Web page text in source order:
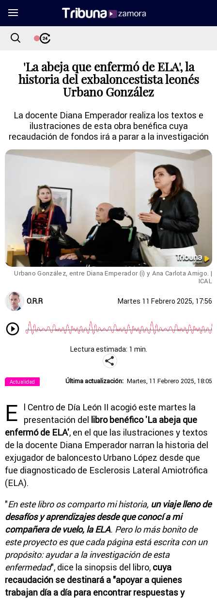
'La abeja que enfermó de ELA', la
historia del exbaloncestista leonés
Urbano González
La docente Diana Emperador realiza los textos e
ilustraciones de esta obra benéfica cuya
recaudación de fondos irá a parar a la investigación
Urbano González, entre Diana Emperador (i) y Ana Carlota Amigo. |
ICAL
O.R.R Martes 11 Febrero 2025, 17:56
Lectura estimada: 1 min.
Actualidad Última actualización: Martes, 11 Febrero 2025, 18:05
E
l Centro de Día León II acogió este martes la
presentación del libro benéfico 'La abeja que
enfermó de ELA', en el que las ilustraciones y textos
de la docente Diana Emperador narran la historia del
exjugador de baloncesto Urbano López desde que
fue diagnosticado de Esclerosis Lateral Amiotrófica
(ELA).
"En este libro os comparto mi historia, un viaje lleno de
desafíos y aprendizajes desde que conocí a mi
compañera de vuelo, la ELA. Pero lo más bonito de
este proyecto es que cada página está escrita con un
propósito: ayudar a la investigación de esta
enfermedad", dice la sinopsis del libro, cuya
recaudación se destinará a "apoyar a quienes
trabajan día a día para encontrar respuestas y